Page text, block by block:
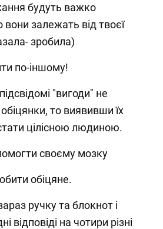
будуть важко
вони залежать від твоєї
зробила)
по-іншому!
"вигоди" не
то виявивши їх
цілісною людиною.
своєму мозку
обіцяне.
ручку та блокнот і
відповіді на чотири різні